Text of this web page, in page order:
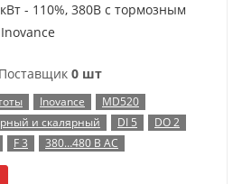
- 110%, 380В с тормозным
Поставщик 0 шт
Inovance
MD520
и скалярный DI 5
DO 2
F 3 380…480 В AC